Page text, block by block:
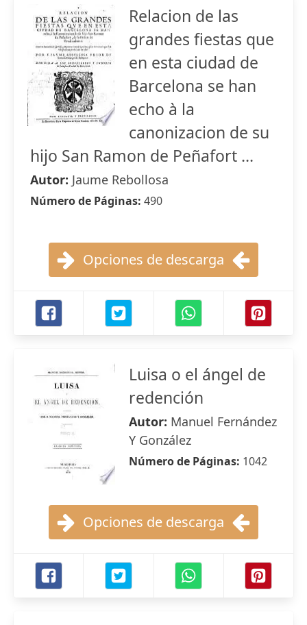
Relacion de las
grandes fiestas que
en esta ciudad de
Barcelona se han
echo à la
canonizacion de su
hijo San Ramon de Peñafort ...
Autor: Jaume Rebollosa
Número de Páginas: 490
Opciones de descarga
Luisa o el ángel de
redención
Autor: Manuel Fernández
Y González
Número de Páginas: 1042
Opciones de descarga